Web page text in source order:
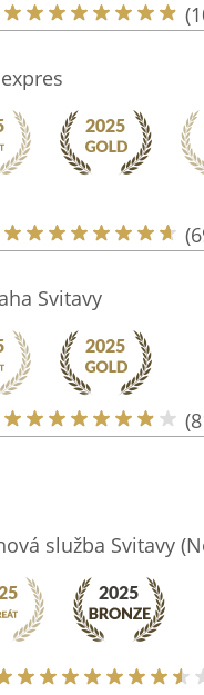
Svitavy
služba Svitavy